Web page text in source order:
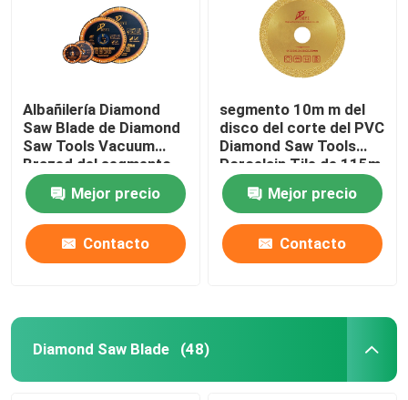
Albañilería Diamond
Saw Blade de Diamond
Saw Tools Vacuum
Brazed del segmento
del CE 8m m
Mejor precio
Contacto
segmento 10m m del
disco del corte del PVC
Diamond Saw Tools
Porcelain Tile de 115m
m
Mejor precio
Contacto
Diamond Saw Blade (48)